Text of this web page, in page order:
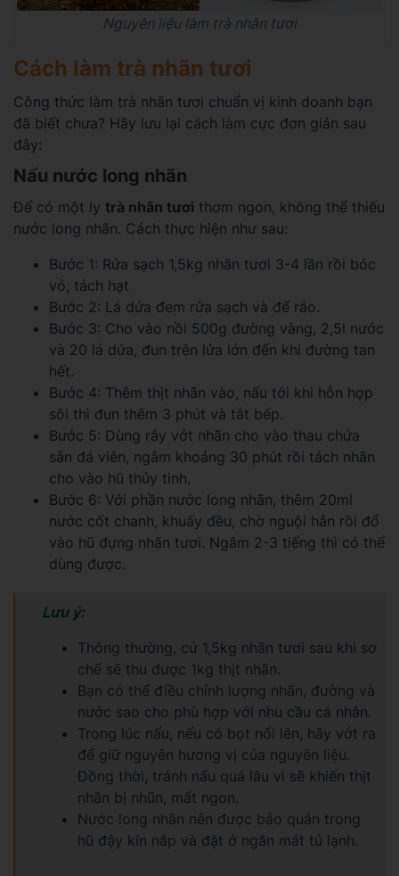
Nguyên liệu làm trà nhãn tươi
Cách làm trà nhãn tươi
Công thức làm trà nhãn tươi chuẩn vị kinh doanh bạn
đã biết chưa? Hãy lưu lại cách làm cực đơn giản sau
đây:
Nấu nước long nhãn
Để có một ly trà nhãn tươi thơm ngon, không thể thiếu
nước long nhãn. Cách thực hiện như sau:
Bước 1: Rửa sạch 1,5kg nhãn tươi 3-4 lần rồi bóc
vỏ, tách hạt
Bước 2: Lá dứa đem rửa sạch và để ráo.
Bước 3: Cho vào nồi 500g đường vàng, 2,5l nước
và 20 lá dứa, đun trên lửa lớn đến khi đường tan
hết.
Bước 4: Thêm thịt nhãn vào, nấu tới khi hỗn hợp
sôi thì đun thêm 3 phút và tắt bếp.
Bước 5: Dùng rây vớt nhãn cho vào thau chứa
sẵn đá viên, ngâm khoảng 30 phút rồi tách nhãn
cho vào hũ thủy tinh.
Bước 6: Với phần nước long nhãn, thêm 20ml
nước cốt chanh, khuấy đều, chờ nguội hẳn rồi đổ
vào hũ đựng nhãn tươi. Ngâm 2-3 tiếng thì có thể
dùng được.
Lưu ý:
Thông thường, cứ 1,5kg nhãn tươi sau khi sơ
chế sẽ thu được 1kg thịt nhãn.
Bạn có thể điều chỉnh lượng nhãn, đường và
nước sao cho phù hợp với nhu cầu cá nhân.
Trong lúc nấu, nếu có bọt nổi lên, hãy vớt ra
để giữ nguyên hương vị của nguyên liệu.
Đồng thời, tránh nấu quá lâu vì sẽ khiến thịt
nhãn bị nhũn, mất ngon.
Nước long nhãn nên được bảo quản trong
hũ đậy kín nắp và đặt ở ngăn mát tủ lạnh.